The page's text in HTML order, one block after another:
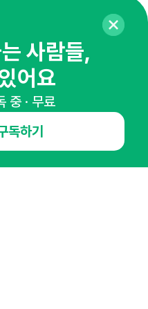
사람들,
어요
중 · 무료
독하기